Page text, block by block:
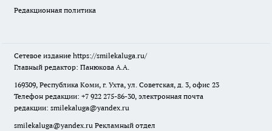
Редакционная политика
Сетевое издание https://smilekaluga.ru/
Главный редактор: Панюкова А.А.
169309, Республика Коми, г. Ухта, ул. Советская, д. 3, офис 23
Телефон редакции: +7 922 275-86-30, электронная почта
редакции: smilekaluga@yandex.ru
smilekaluga@yandex.ru Рекламный отдел